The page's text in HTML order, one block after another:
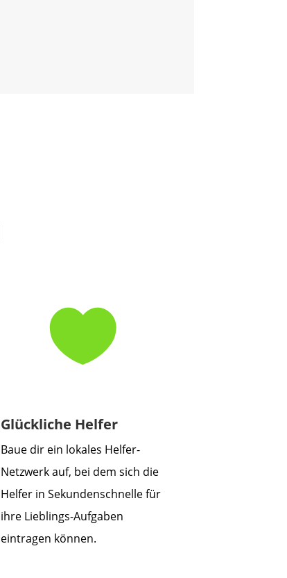

Glückliche Helfer
Baue dir ein lokales Helfer-
Netzwerk auf, bei dem sich die
Helfer in Sekundenschnelle für
ihre Lieblings-Aufgaben
eintragen können.